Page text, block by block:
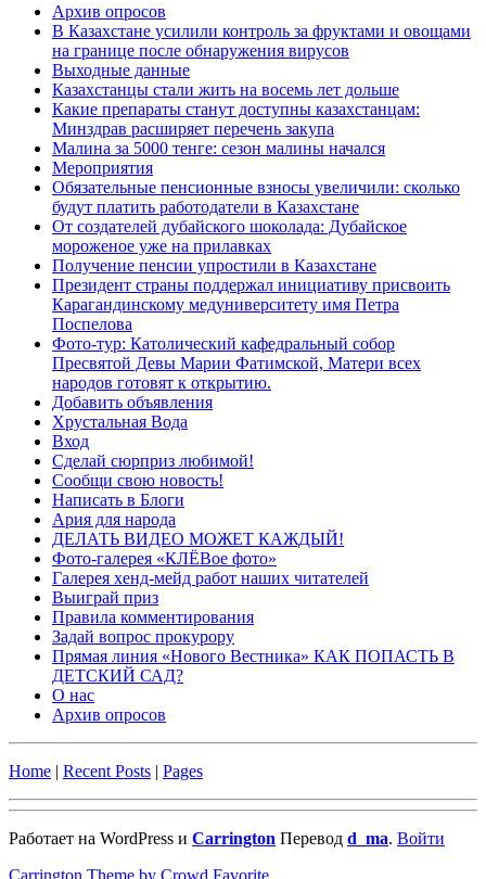
Архив опросов
В Казахстане усилили контроль за фруктами и овощами
на границе после обнаружения вирусов
Выходные данные
Казахстанцы стали жить на восемь лет дольше
Какие препараты станут доступны казахстанцам:
Минздрав расширяет перечень закупа
Малина за 5000 тенге: сезон малины начался
Мероприятия
Обязательные пенсионные взносы увеличили: сколько
будут платить работодатели в Казахстане
От создателей дубайского шоколада: Дубайское
мороженое уже на прилавках
Получение пенсии упростили в Казахстане
Президент страны поддержал инициативу присвоить
Карагандинскому медуниверситету имя Петра
Поспелова
Фото-тур: Католический кафедральный собор
Пресвятой Девы Марии Фатимской, Матери всех
народов готовят к открытию.
Добавить объявления
Хрустальная Вода
Вход
Сделай сюрприз любимой!
Сообщи свою новость!
Написать в Блоги
Ария для народа
ДЕЛАТЬ ВИДЕО МОЖЕТ КАЖДЫЙ!
Фото-галерея «КЛЁВое фото»
Галерея хенд-мейд работ наших читателей
Выиграй приз
Правила комментирования
Задай вопрос прокурору
Прямая линия «Нового Вестника» КАК ПОПАСТЬ В
ДЕТСКИЙ САД?
О нас
Архив опросов
Home | Recent Posts | Pages
Работает на WordPress и Carrington Перевод d_ma. Войти
Carrington Theme by Crowd Favorite